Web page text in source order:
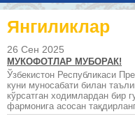
Янгиликлар
26 Сен 2025
МУКОФОТЛАР МУБОРАК!
Ўзбекистон Республикаси
куни муносабати билан
кўрсатган ходимлардан бир
фармонига асосан